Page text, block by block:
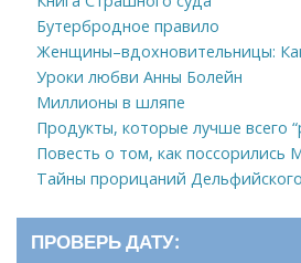
Бутербродное правило
Женщины–вдохновительницы:
Уроки любви Анны Болейн
Миллионы в шляпе
Продукты, которые лучше всего
Повесть о том, как поссорились
Тайны прорицаний
ПРОВЕРЬ ДАТУ: